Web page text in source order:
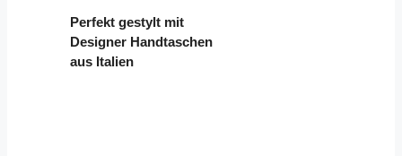
Perfekt gestylt mit
Designer Handtaschen
aus Italien